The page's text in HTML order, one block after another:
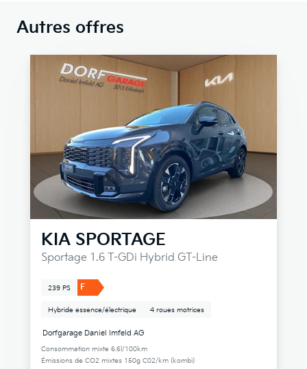
Autres offres
KIA SPORTAGE
Sportage 1.6 T-GDi Hybrid GT-Line
239 PS F
Hybride essence/électrique 4 roues motrices
Dorfgarage Daniel Imfeld AG
Consommation mixte 6.6l/100km
Émissions de CO2 mixtes 150g C02/km (kombi)